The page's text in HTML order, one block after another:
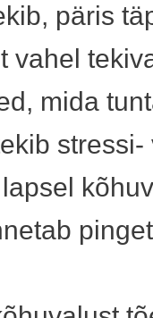
päris
vahel
mida
stressi-